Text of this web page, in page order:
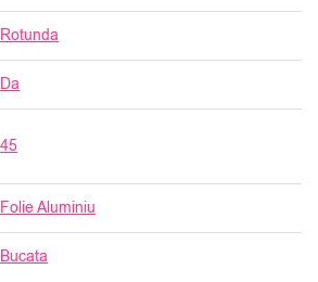
Rotunda
Da
45
Folie Aluminiu
Bucata